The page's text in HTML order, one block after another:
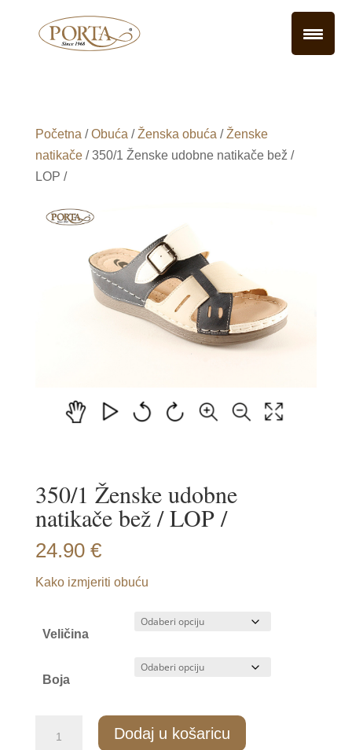
Početna /Obuća /Ženska obuća /Ženske
natikače/ 350/1 Ženske udobne natikače bež /
LOP /
350/1 Ženske udobne
natikače bež / LOP /
24.90 €
Kako izmjeriti obuću
Veličina
Boja
Dodaj u košaricu